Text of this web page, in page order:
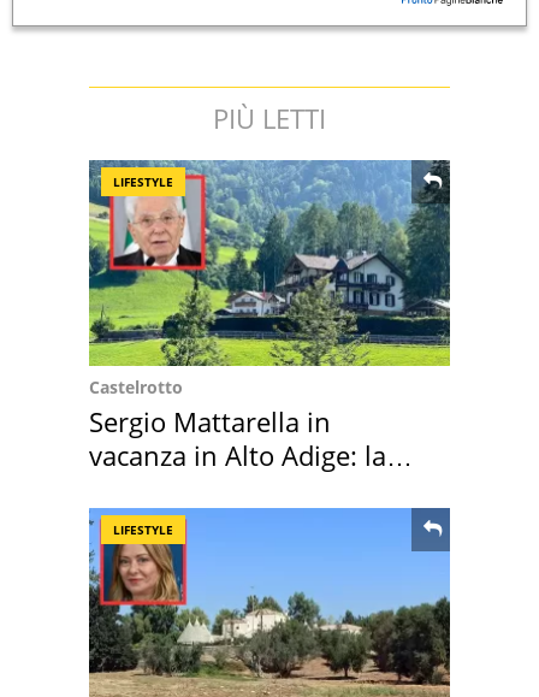
PIÙ LETTI
LIFESTYLE
Castelrotto
Sergio Mattarella in
vacanza in Alto Adige: la
LIFESTYLE